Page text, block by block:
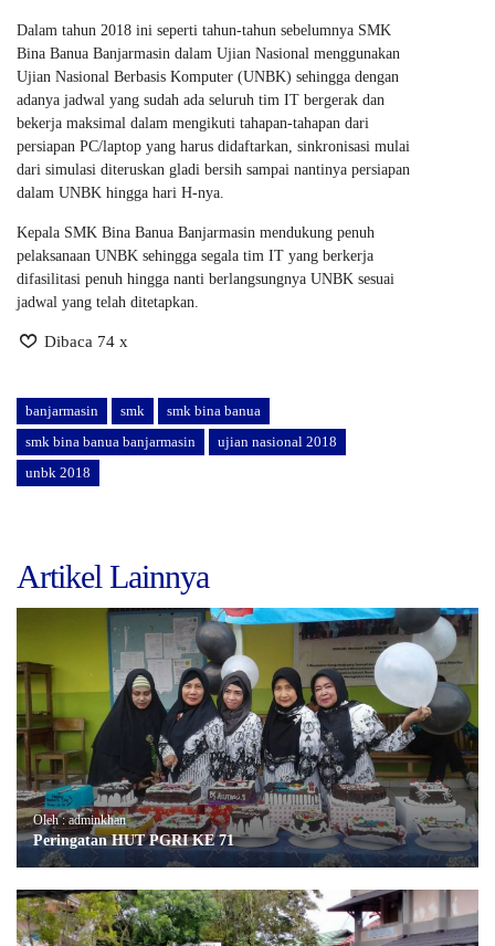
Dalam tahun 2018 ini seperti tahun-tahun sebelumnya SMK
Bina Banua Banjarmasin dalam Ujian Nasional menggunakan
Ujian Nasional Berbasis Komputer (UNBK) sehingga dengan
adanya jadwal yang sudah ada seluruh tim IT bergerak dan
bekerja maksimal dalam mengikuti tahapan-tahapan dari
persiapan PC/laptop yang harus didaftarkan, sinkronisasi mulai
dari simulasi diteruskan gladi bersih sampai nantinya persiapan
dalam UNBK hingga hari H-nya.
Kepala SMK Bina Banua Banjarmasin mendukung penuh
pelaksanaan UNBK sehingga segala tim IT yang berkerja
difasilitasi penuh hingga nanti berlangsungnya UNBK sesuai
jadwal yang telah ditetapkan.
Dibaca 74 x
banjarmasin smk
smk bina banua
smk bina banua banjarmasin
ujian nasional 2018
unbk 2018
Artikel Lainnya
Oleh : adminkhan
Peringatan HUT PGRI KE 71